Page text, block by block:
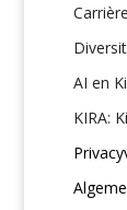
AI en
KIRA: